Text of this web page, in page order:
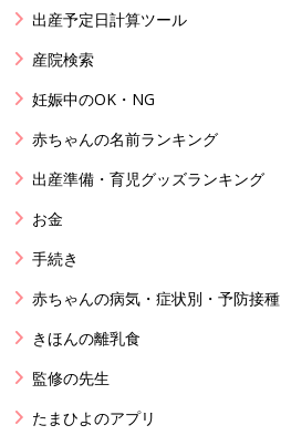
出産予定日計算ツール
産院検索
妊娠中のOK・NG
赤ちゃんの名前ランキング
出産準備・育児グッズランキング
お金
手続き
赤ちゃんの病気・症状別・予防接種
きほんの離乳食
監修の先生
たまひよのアプリ